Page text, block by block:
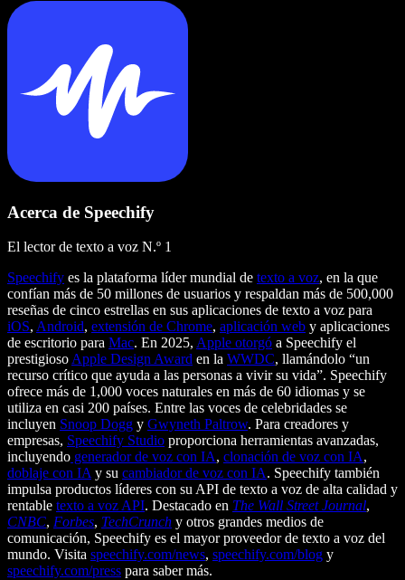
Acerca de Speechify
El lector de texto a voz N.º 1
Speechify es la plataforma líder mundial de texto a voz, en la que
confían más de 50 millones de usuarios y respaldan más de 500,000
reseñas de cinco estrellas en sus aplicaciones de texto a voz para
iOS, Android, extensión de Chrome, aplicación web y aplicaciones
de escritorio para Mac. En 2025, Apple otorgó a Speechify el
prestigioso Apple Design Award en la WWDC, llamándolo “un
recurso crítico que ayuda a las personas a vivir su vida”. Speechify
ofrece más de 1,000 voces naturales en más de 60 idiomas y se
utiliza en casi 200 países. Entre las voces de celebridades se
incluyen Snoop Dogg y Gwyneth Paltrow. Para creadores y
empresas, Speechify Studio proporciona herramientas avanzadas,
incluyendo generador de voz con IA, clonación de voz con IA,
doblaje con IA y su cambiador de voz con IA. Speechify también
impulsa productos líderes con su API de texto a voz de alta calidad y
rentable texto a voz API. Destacado en The Wall Street Journal,
CNBC, Forbes, TechCrunch y otros grandes medios de
comunicación, Speechify es el mayor proveedor de texto a voz del
mundo. Visita speechify.com/news, speechify.com/blog y
speechify.com/press para saber más.